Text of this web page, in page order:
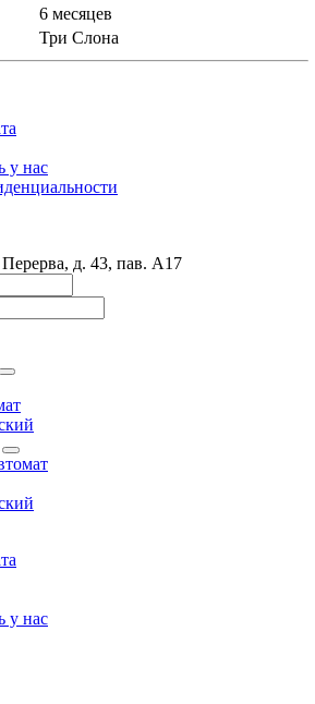
6 месяцев
Три Слона
у нас
д. 43, пав. А17
у нас